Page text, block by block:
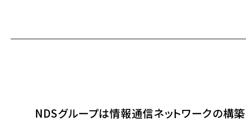
NDSグループは情報通信ネットワークの構